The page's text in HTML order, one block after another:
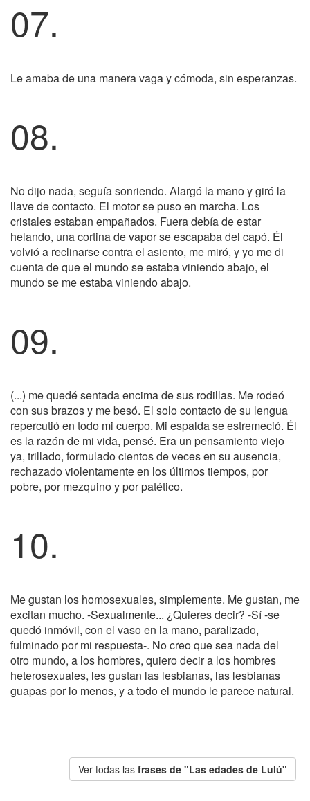
07.
Le amaba de una manera vaga y cómoda, sin esperanzas.
08.
No dijo nada, seguía sonriendo. Alargó la mano y giró la
llave de contacto. El motor se puso en marcha. Los
cristales estaban empañados. Fuera debía de estar
helando, una cortina de vapor se escapaba del capó. Él
volvió a reclinarse contra el asiento, me miró, y yo me di
cuenta de que el mundo se estaba viniendo abajo, el
mundo se me estaba viniendo abajo.
09.
(...) me quedé sentada encima de sus rodillas. Me rodeó
con sus brazos y me besó. El solo contacto de su lengua
repercutió en todo mi cuerpo. Mi espalda se estremeció. Él
es la razón de mi vida, pensé. Era un pensamiento viejo
ya, trillado, formulado cientos de veces en su ausencia,
rechazado violentamente en los últimos tiempos, por
pobre, por mezquino y por patético.
10.
Me gustan los homosexuales, simplemente. Me gustan, me
excitan mucho. -Sexualmente... ¿Quieres decir? -Sí -se
quedó inmóvil, con el vaso en la mano, paralizado,
fulminado por mi respuesta-. No creo que sea nada del
otro mundo, a los hombres, quiero decir a los hombres
heterosexuales, les gustan las lesbianas, las lesbianas
guapas por lo menos, y a todo el mundo le parece natural.
Ver todas las frases de "Las edades de Lulú"